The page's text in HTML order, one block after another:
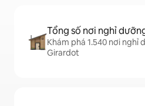
Tổng số nơi nghỉ
Khám phá 1.540 nơi nghỉ
Girardot